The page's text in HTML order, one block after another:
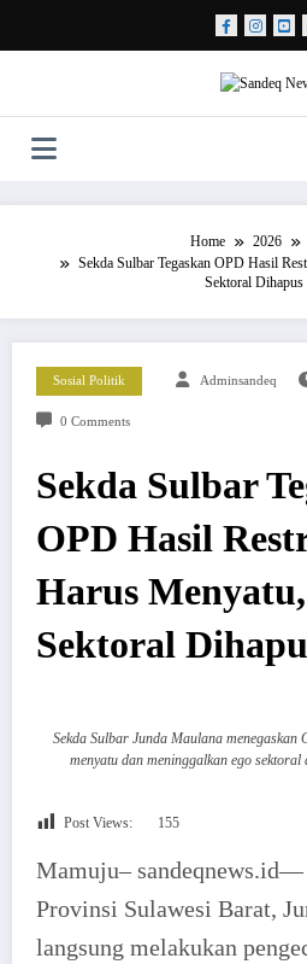
content
Home 2026
Sekda Sulbar Tegaskan OPD Hasil
Sektoral Dihapus
Sosial Politik Adminsandeq
0 Comments
Sekda Sulbar
OPD Hasil
Harus
Sektoral
Sekda Sulbar Junda Maulana
menyatu dan meninggalkan ego
Post Views: 155
Mamuju– sandeqnews.id—
Provinsi Sulawesi Barat,
langsung melakukan